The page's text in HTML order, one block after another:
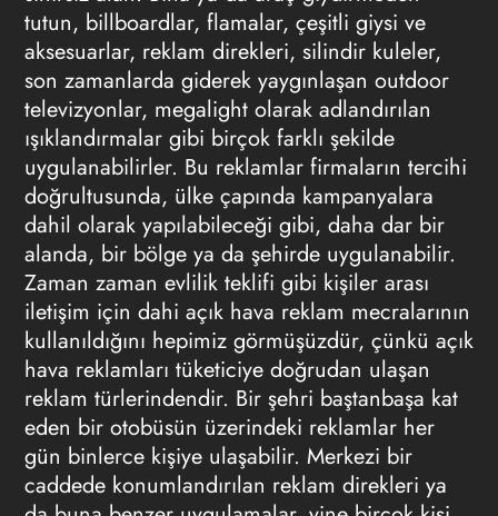
tutun, billboardlar, flamalar, çeşitli giysi ve
aksesuarlar, reklam direkleri, silindir kuleler,
son zamanlarda giderek yaygınlaşan outdoor
televizyonlar, megalight olarak adlandırılan
ışıklandırmalar gibi birçok farklı şekilde
uygulanabilirler. Bu reklamlar firmaların tercihi
doğrultusunda, ülke çapında kampanyalara
dahil olarak yapılabileceği gibi, daha dar bir
alanda, bir bölge ya da şehirde uygulanabilir.
Zaman zaman evlilik teklifi gibi kişiler arası
iletişim için dahi açık hava reklam mecralarının
kullanıldığını hepimiz görmüşüzdür, çünkü açık
hava reklamları tüketiciye doğrudan ulaşan
reklam türlerindendir. Bir şehri baştanbaşa kat
eden bir otobüsün üzerindeki reklamlar her
gün binlerce kişiye ulaşabilir. Merkezi bir
caddede konumlandırılan reklam direkleri ya